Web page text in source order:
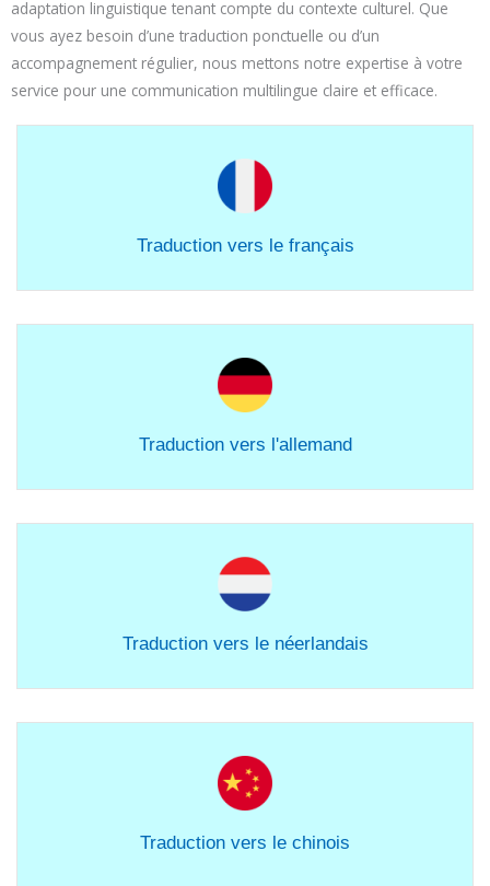
adaptation linguistique tenant compte du contexte culturel. Que
vous ayez besoin d’une traduction ponctuelle ou d’un
accompagnement régulier, nous mettons notre expertise à votre
service pour une communication multilingue claire et efficace.
Traduction vers le français
Traduction vers l'allemand
Traduction vers le néerlandais
Traduction vers le chinois